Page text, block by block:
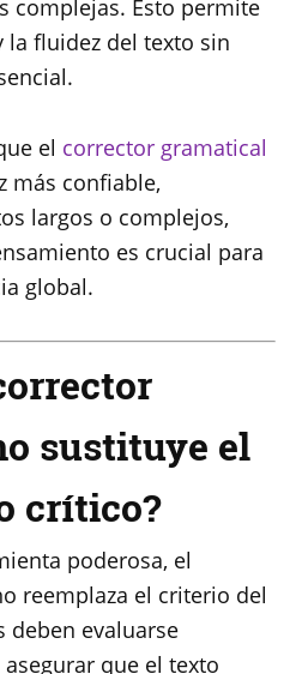
complejas. Esto permite
fluidez del texto sin
el corrector gramatical
más confiable,
largos o complejos,
es crucial para
global.
sustituye el
crítico?
poderosa, el
reemplaza el criterio del
deben evaluarse
que el texto